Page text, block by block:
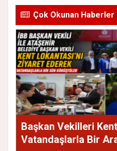
Çok Okunan Haberler
Başkan Vekilleri
Vatandaşlarla Bir